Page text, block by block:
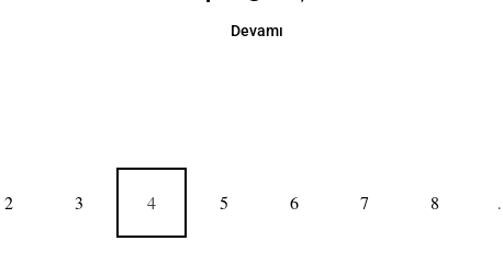
Devamı
2 3 4 5 6 7 8